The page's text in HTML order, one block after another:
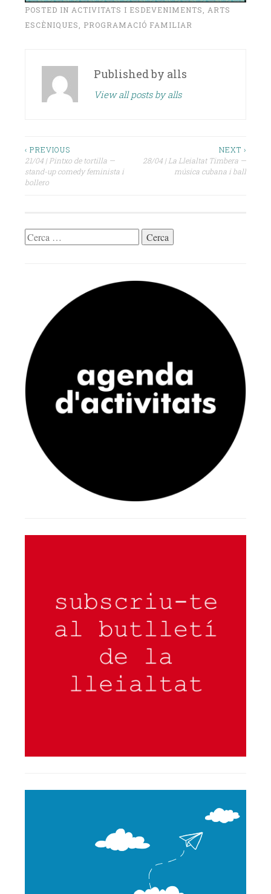
POSTED IN ACTIVITATS I ESDEVENIMENTS
ARTS
ESCÈNIQUES
PROGRAMACIÓ FAMILIAR
Published by alls
View all posts by alls
Navegació
d'entrades
‹ PREVIOUS
21/04 | Pintxo de tortilla —
stand-up comedy feminista i
bollero
NEXT ›
28/04 | La Lleialtat Timbera —
música cubana i ball
Cerca: